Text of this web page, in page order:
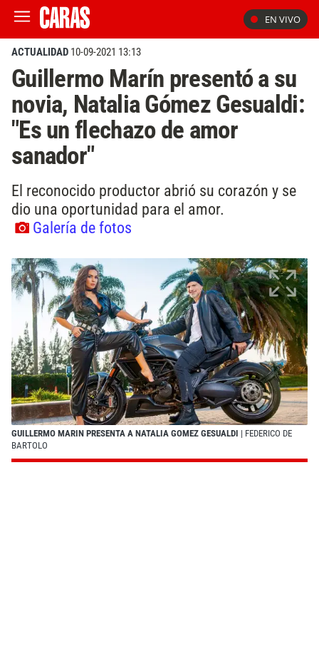
EN VIVO
ACTUALIDAD 10-09-2021 13:13
Guillermo Marín presentó a su
novia, Natalia Gómez Gesualdi:
"Es un flechazo de amor
sanador"
El reconocido productor abrió su corazón y se
dio una oportunidad para el amor.
Galería de fotos
GUILLERMO MARIN PRESENTA A NATALIA GOMEZ GESUALDI | FEDERICO DE
BARTOLO